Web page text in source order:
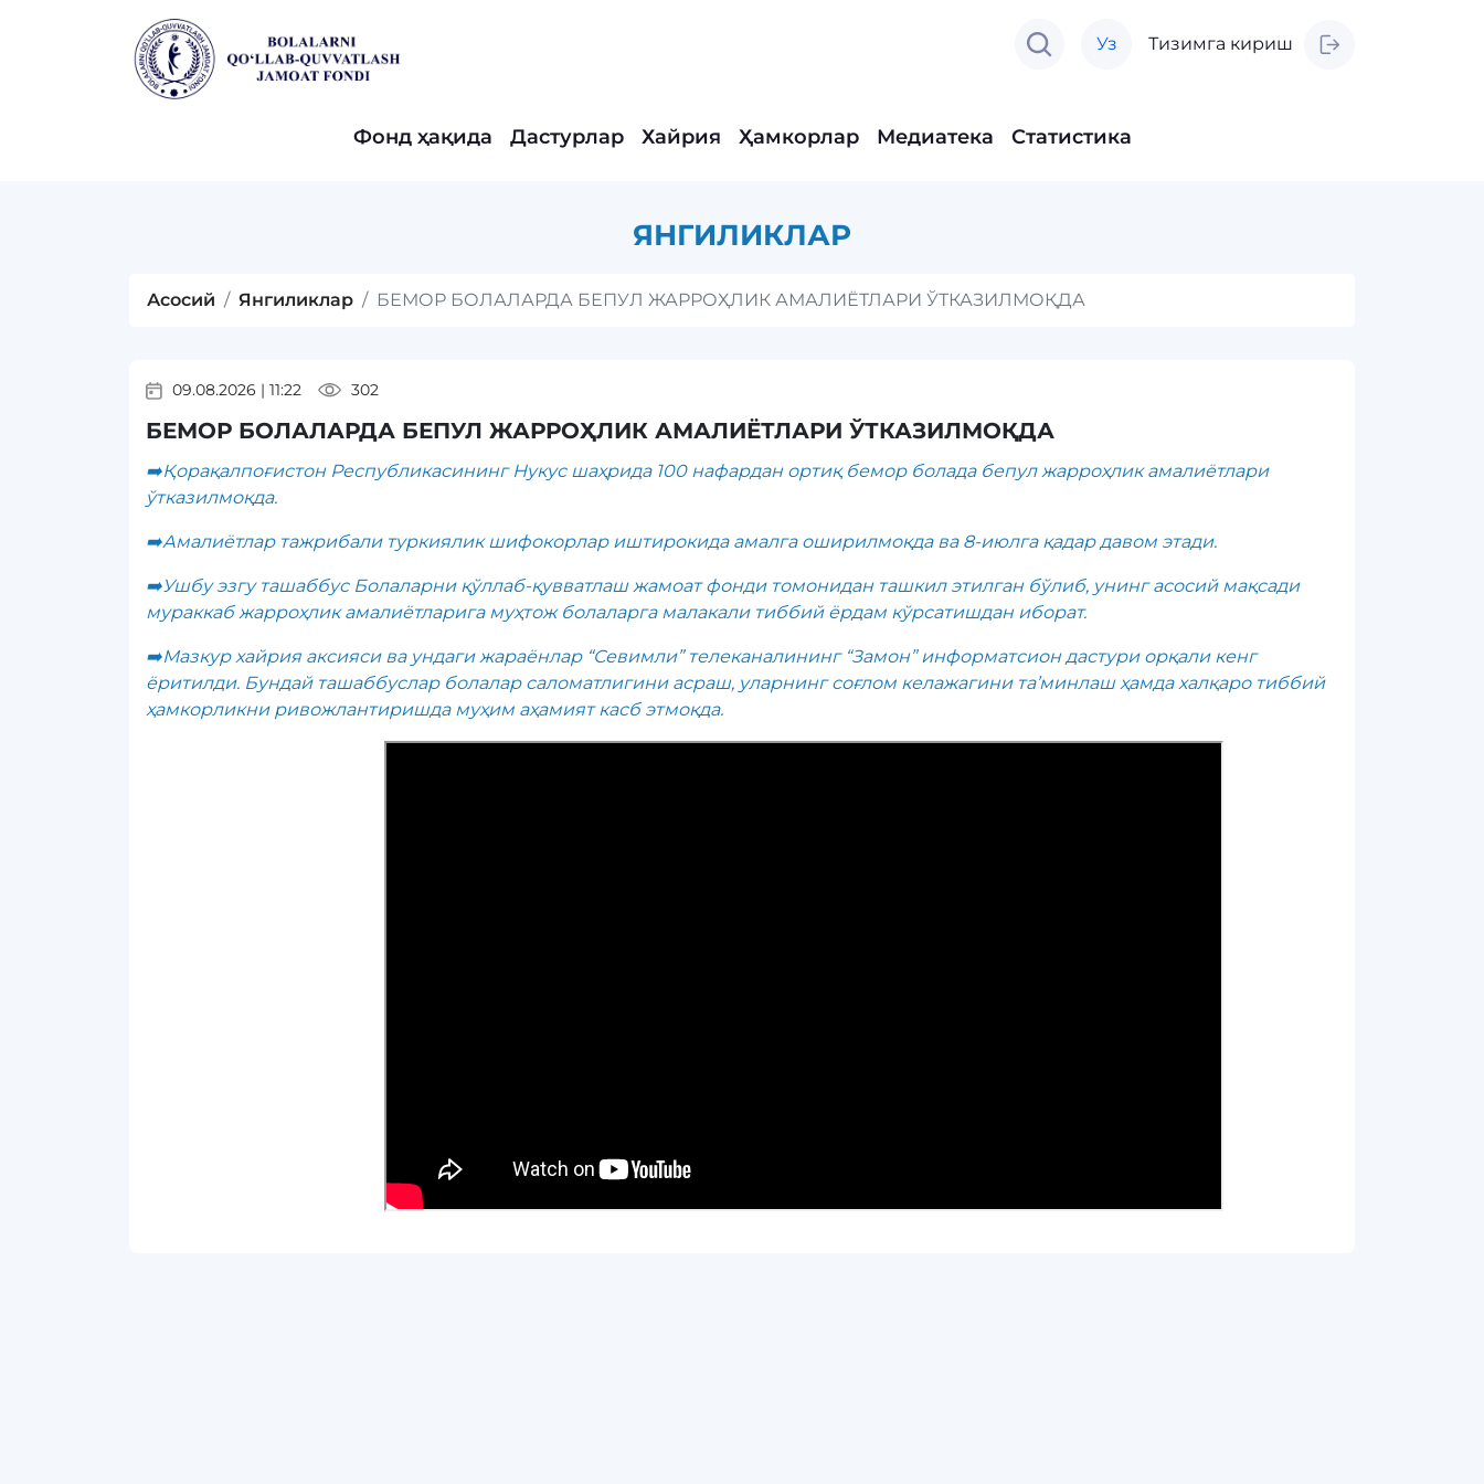
Фонд ҳақида Дастурлар Хайрия Ҳамкорлар Медиатека Статистика
Уз Тизимга кириш
ЯНГИЛИКЛАР
Асосий Янгиликлар БЕМОР БОЛАЛАРДА БЕПУЛ ЖАРРОҲЛИК АМАЛИЁТЛАРИ ЎТКАЗИЛМОҚДА
09.08.2026 | 11:22 302
БЕМОР БОЛАЛАРДА БЕПУЛ ЖАРРОҲЛИК АМАЛИЁТЛАРИ ЎТКАЗИЛМОҚДА
➡️Қорақалпоғистон Республикасининг Нукус шаҳрида 100 нафардан ортиқ бемор болада бепул жарроҳлик амалиётлари
ўтказилмоқда.
➡️Амалиётлар тажрибали туркиялик шифокорлар иштирокида амалга оширилмоқда ва 8-июлга қадар давом этади.
➡️Ушбу эзгу ташаббус Болаларни қўллаб-қувватлаш жамоат фонди томонидан ташкил этилган бўлиб, унинг асосий мақсади
мураккаб жарроҳлик амалиётларига муҳтож болаларга малакали тиббий ёрдам кўрсатишдан иборат.
➡️Мазкур хайрия аксияси ва ундаги жараёнлар “Севимли” телеканалининг “Замон” информатсион дастури орқали кенг
ёритилди. Бундай ташаббуслар болалар саломатлигини асраш, уларнинг соғлом келажагини та’минлаш ҳамда халқаро тиббий
ҳамкорликни ривожлантиришда муҳим аҳамият касб этмоқда.